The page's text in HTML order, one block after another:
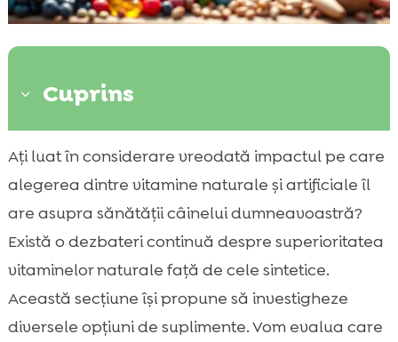
3 Cuprins
 Introducere în lumea vitaminelor pentru
câini
Vitamine naturale: ce sunt și cum
funcționează?
Vitamine artificiale: ce sunt și cum se
produc?
Comparația între vitaminele naturale și
artificiale
Ați luat în considerare vreodată impactul pe care
alegerea dintre vitamine naturale și artificiale îl
are asupra sănătății câinelui dumneavoastră?
Există o dezbateri continuă despre superioritatea
vitaminelor naturale față de cele sintetice.
Această secțiune își propune să investigheze
diversele opțiuni de suplimente. Vom evalua care